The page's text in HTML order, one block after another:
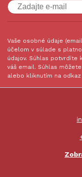
Vaše osobné údaje
účelom v súlade s
údajov. Súhlas potvrdíte
váš email. Súhlas
alebo kliknutím na